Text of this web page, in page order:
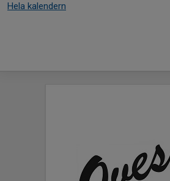
Hela kalendern